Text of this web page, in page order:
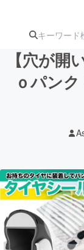
テク
映像
【穴が開
ｏパン